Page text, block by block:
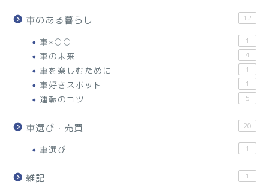
車のある暮らし 12
車×○○ 1
車の未来 4
車を楽しむために 1
車好きスポット 1
運転のコツ 5
車選び・売買 20
車選び 1
雑記 1